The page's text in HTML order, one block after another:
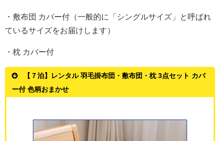
・敷布団 カバー付（一般的に「シングルサイズ」と呼ばれ
ているサイズをお届けします）
・枕 カバー付
【７泊】レンタル 羽毛掛布団・敷布団・枕 3点セット カバ
ー付 色柄おまかせ